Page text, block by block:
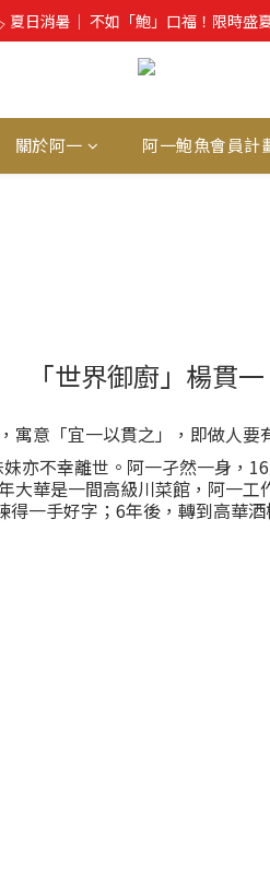
日消暑│ 不如「鮑」口福！限時盛
關於阿一 阿一鮑魚會員計
「世界御廚」楊貫一
意「宜一以貫之」，即做人
亦不幸離世。阿一孑然一身，
大華是一間高級川菜館，阿一
一手好字；6年後，轉到高華